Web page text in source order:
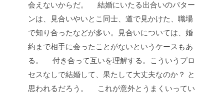
会えないからだ。
結婚にいたる出合いのパター
ンは、見合いやいとこ同士、道で見かけた、職場
で知り合ったなどが多い。見合いについては、婚
約まで相手に会ったことがないというケースもあ
る。
付き合って互いを理解する。こういうプロ
セスなしで結婚して、果たして大丈夫なのか？ と
思われるだろう。
これが意外とうまくいってい